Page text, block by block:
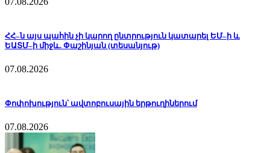
ՀՀ–ն այս պահին չի կարող ընտրություն կատարել ԵՄ–ի և
ԵԱՏՄ–ի միջև. Փաշինյան (տեսանյութ)
07.08.2026
Փոփոխություն՝ ավտոբուսային երթուղիներում
07.08.2026